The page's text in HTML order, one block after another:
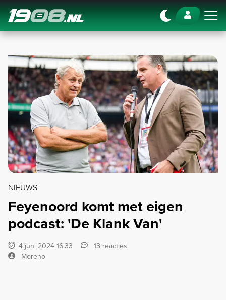
Navigation
NIEUWS
Feyenoord komt met eigen
podcast: 'De Klank Van'
4 jun. 2024 16:33
13 reacties
Moreno